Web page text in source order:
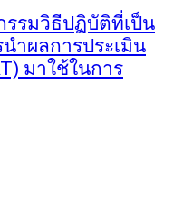
รรมวิธีปฏิบัติที่เป็น
ำผลการประเมิน
มาใช้ในการ